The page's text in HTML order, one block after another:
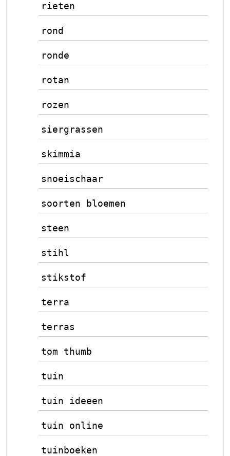
rieten
rond
ronde
rotan
rozen
siergrassen
skimmia
snoeischaar
soorten bloemen
steen
stihl
stikstof
terra
terras
tom thumb
tuin
tuin ideeen
tuin online
tuinboeken